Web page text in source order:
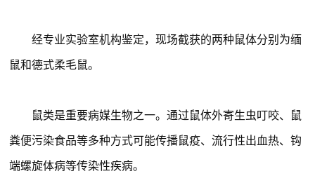
经专业实验室机构鉴定，现场截获的两种鼠体分别为缅
鼠和德式柔毛鼠。
鼠类是重要病媒生物之一。通过鼠体外寄生虫叮咬、鼠
粪便污染食品等多种方式可能传播鼠疫、流行性出血热、钩
端螺旋体病等传染性疾病。